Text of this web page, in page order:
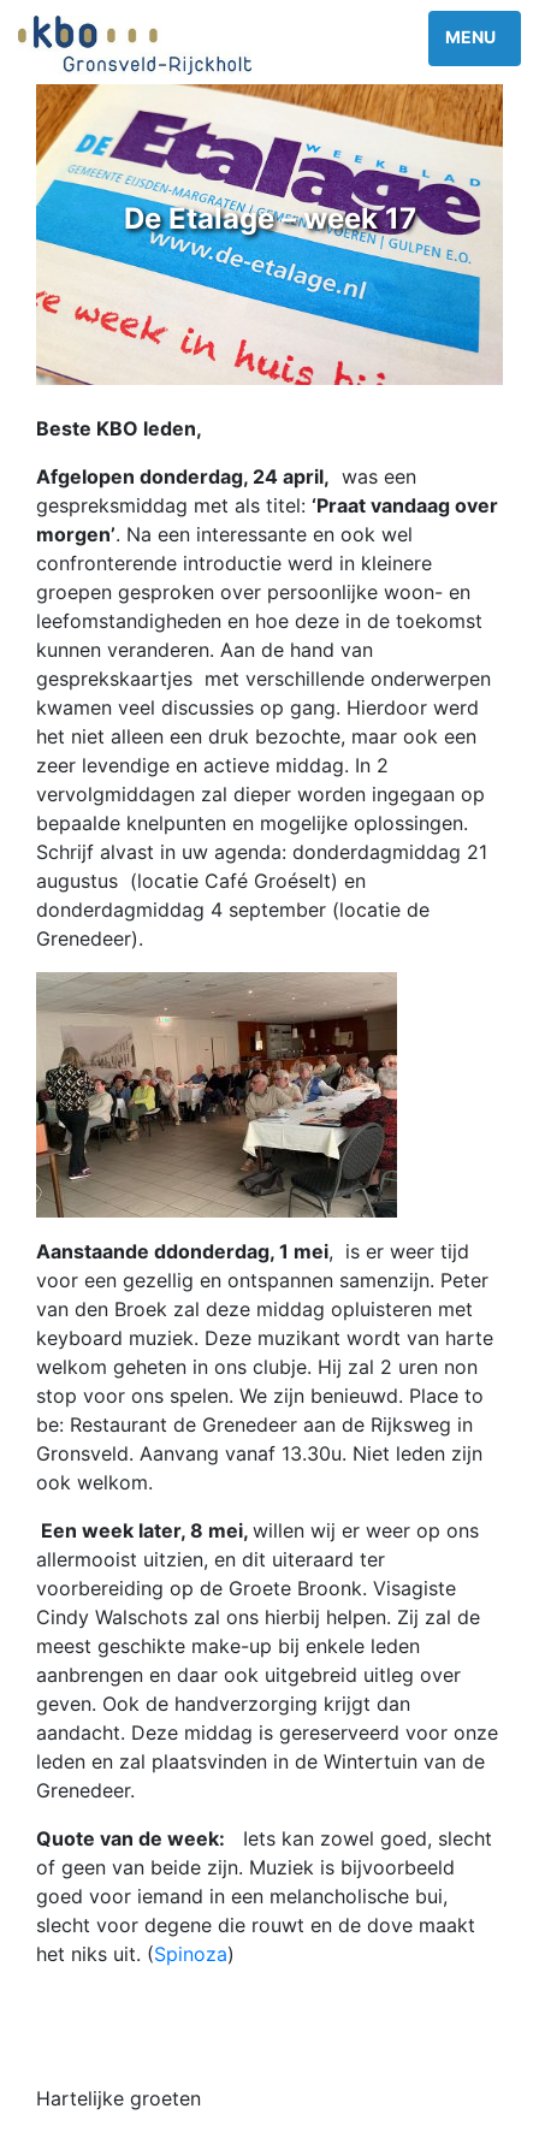
De Etalage – week 17
Beste KBO leden,
Afgelopen donderdag, 24 april, was een
gespreksmiddag met als titel: ‘Praat vandaag over
morgen’. Na een interessante en ook wel
confronterende introductie werd in kleinere
groepen gesproken over persoonlijke woon- en
leefomstandigheden en hoe deze in de toekomst
kunnen veranderen. Aan de hand van
gesprekskaartjes met verschillende onderwerpen
kwamen veel discussies op gang. Hierdoor werd
het niet alleen een druk bezochte, maar ook een
zeer levendige en actieve middag. In 2
vervolgmiddagen zal dieper worden ingegaan op
bepaalde knelpunten en mogelijke oplossingen.
Schrijf alvast in uw agenda: donderdagmiddag 21
augustus (locatie Café Groéselt) en
donderdagmiddag 4 september (locatie de
Grenedeer).
Aanstaande ddonderdag, 1 mei, is er weer tijd
voor een gezellig en ontspannen samenzijn. Peter
van den Broek zal deze middag opluisteren met
keyboard muziek. Deze muzikant wordt van harte
welkom geheten in ons clubje. Hij zal 2 uren non
stop voor ons spelen. We zijn benieuwd. Place to
be: Restaurant de Grenedeer aan de Rijksweg in
Gronsveld. Aanvang vanaf 13.30u. Niet leden zijn
ook welkom.
Een week later, 8 mei, willen wij er weer op ons
allermooist uitzien, en dit uiteraard ter
voorbereiding op de Groete Broonk. Visagiste
Cindy Walschots zal ons hierbij helpen. Zij zal de
meest geschikte make-up bij enkele leden
aanbrengen en daar ook uitgebreid uitleg over
geven. Ook de handverzorging krijgt dan
aandacht. Deze middag is gereserveerd voor onze
leden en zal plaatsvinden in de Wintertuin van de
Grenedeer.
Quote van de week: Iets kan zowel goed, slecht
of geen van beide zijn. Muziek is bijvoorbeeld
goed voor iemand in een melancholische bui,
slecht voor degene die rouwt en de dove maakt
het niks uit. (Spinoza)
Hartelijke groeten